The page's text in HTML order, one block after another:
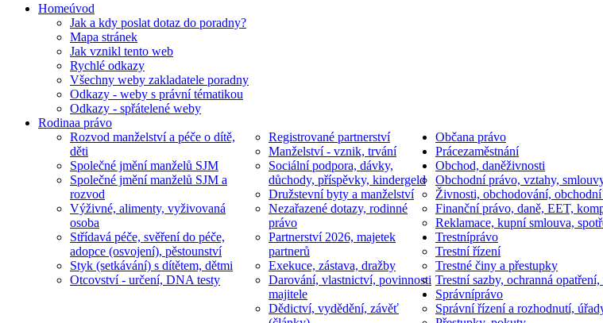
Homeúvod
Jak a kdy poslat dotaz do poradny?
Mapa stránek
Jak vznikl tento web
Rychlé odkazy
Všechny weby zakladatele poradny
Odkazy - weby s právní tématikou
Odkazy - spřátelené weby
Rodinaa právo
Rozvod manželství a péče o dítě,
děti
Společné jmění manželů SJM
Společné jmění manželů SJM a
rozvod
Výživné, alimenty, vyživovaná
osoba
Střídavá péče, svěření do péče,
adopce (osvojení), pěstounství
Styk (setkávání) s dítětem, dětmi
Otcovství - určení, DNA testy
Registrované partnerství
Manželství - vznik, trvání
Sociální podpora, dávky,
důchody, příspěvky, kindergeld
Družstevní byty a manželství
Nezařazené dotazy, rodinné
právo
Partnerství 2026, majetek
partnerů
Občana právo
Exekuce, zástava, dražby
Darování, vlastnictví, povinnosti
majitele
Dědictví, vydědění, závěť
Prácezaměstnání
Obchod, daněživnosti
Obchodní právo, vztahy,
Živnosti, obchodování, obchodní
Finanční právo, daně, EET,
Reklamace, kupní smlouva,
Trestníprávo
Trestní řízení
Trestné činy a přestupky
Trestní sazby, ochranná
Správníprávo
Správní řízení a rozhodnutí,